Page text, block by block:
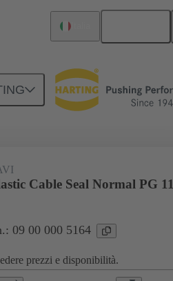
00 000 5164
Cable Seal Normal PG 11
09 00 000 5164
prezzi e disponibilità.